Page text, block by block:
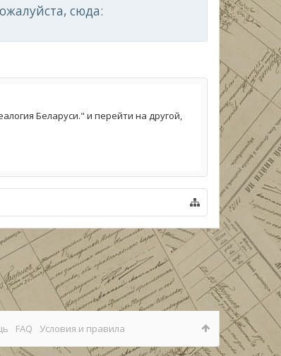
сюда:
Беларуси." и перейти на другой,
FAQ Условия и правила